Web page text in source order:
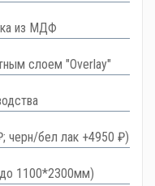
из МДФ
слоем "Overlay"
черн/бел лак +4950 ₽)
1100*2300мм)